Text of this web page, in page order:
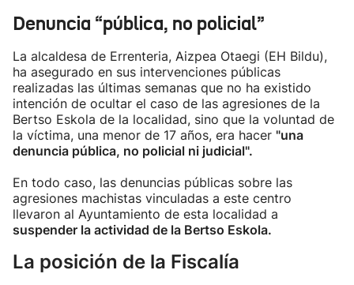
Denuncia “pública, no policial”
La alcaldesa de Errenteria, Aizpea Otaegi (EH Bildu),
ha asegurado en sus intervenciones públicas
realizadas las últimas semanas que no ha existido
intención de ocultar el caso de las agresiones de la
Bertso Eskola de la localidad, sino que la voluntad de
la víctima, una menor de 17 años, era hacer "una
denuncia pública, no policial ni judicial".
En todo caso, las denuncias públicas sobre las
agresiones machistas vinculadas a este centro
llevaron al Ayuntamiento de esta localidad a
suspender la actividad de la Bertso Eskola.
La posición de la Fiscalía